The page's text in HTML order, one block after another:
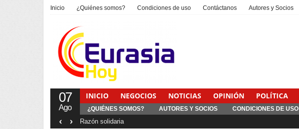
Inicio ¿Quiénes somos? Condiciones de uso Contáctanos Autores y Socios
07
Ago
INICIO NEGOCIOS NOTICIAS OPINIÓN POLÍTICA
¿QUIÉNES SOMOS? AUTORES Y SOCIOS CONDICIONES DE USO
‹ ›